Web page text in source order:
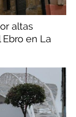
altas
en La